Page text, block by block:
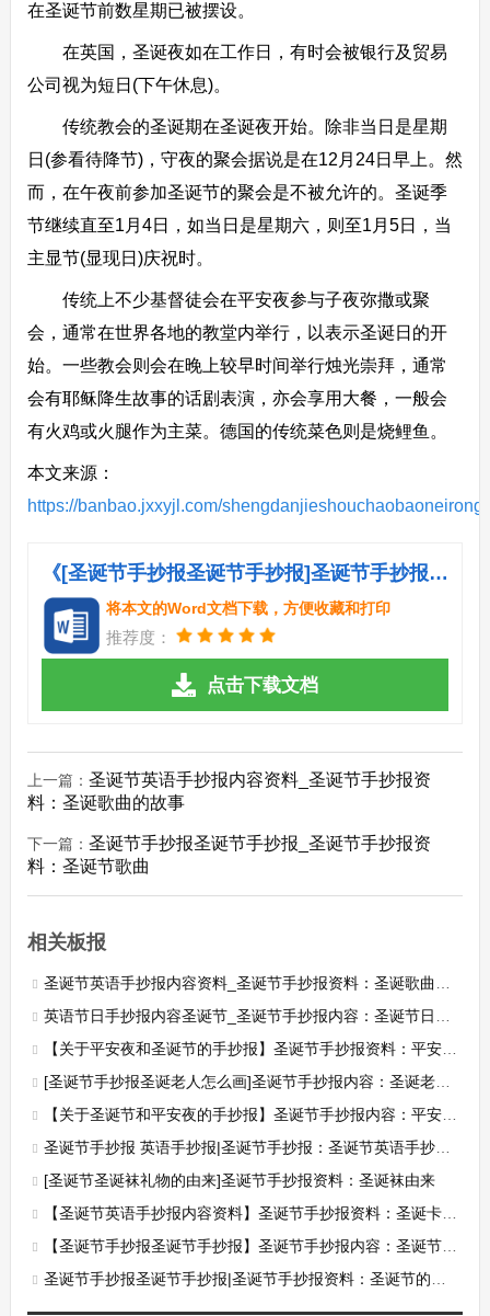
在圣诞节前数星期已被摆设。
在英国，圣诞夜如在工作日，有时会被银行及贸易
公司视为短日(下午休息)。
传统教会的圣诞期在圣诞夜开始。除非当日是星期
日(参看待降节)，守夜的聚会据说是在12月24日早上。然
而，在午夜前参加圣诞节的聚会是不被允许的。圣诞季
节继续直至1月4日，如当日是星期六，则至1月5日，当
主显节(显现日)庆祝时。
传统上不少基督徒会在平安夜参与子夜弥撒或聚
会，通常在世界各地的教堂内举行，以表示圣诞日的开
始。一些教会则会在晚上较早时间举行烛光崇拜，通常
会有耶稣降生故事的话剧表演，亦会享用大餐，一般会
有火鸡或火腿作为主菜。德国的传统菜色则是烧鲤鱼。
本文来源：
https://banbao.jxxyjl.com/
《[圣诞节手抄报圣诞节手抄报]圣诞节手抄报内容：圣诞节前夜.doc》
将本文的Word文档下载，方便收藏和打印
推荐度：
点击下载文档
上一篇： 圣诞节英语手抄报内容资料_圣诞节手抄报资
料：圣诞歌曲的故事
下一篇： 圣诞节手抄报圣诞节手抄报_圣诞节手抄报资
料：圣诞节歌曲
相关板报
圣诞节英语手抄报内容资料_圣诞节手抄报资料：圣诞歌曲的故事
英语节日手抄报内容圣诞节_圣诞节手抄报内容：圣诞节日习俗
【关于平安夜和圣诞节的手抄报】圣诞节手抄报资料：平安夜传说
[圣诞节手抄报圣诞老人怎么画]圣诞节手抄报内容：圣诞老人的来历
【关于圣诞节和平安夜的手抄报】圣诞节手抄报内容：平安夜的传说
圣诞节手抄报 英语手抄报|圣诞节手抄报：圣诞节英语手抄报资料
[圣诞节圣诞袜礼物的由来]圣诞节手抄报资料：圣诞袜由来
【圣诞节英语手抄报内容资料】圣诞节手抄报资料：圣诞卡的诞生
【圣诞节手抄报圣诞节手抄报】圣诞节手抄报内容：圣诞节庆来历
圣诞节手抄报圣诞节手抄报|圣诞节手抄报资料：圣诞节的艺术